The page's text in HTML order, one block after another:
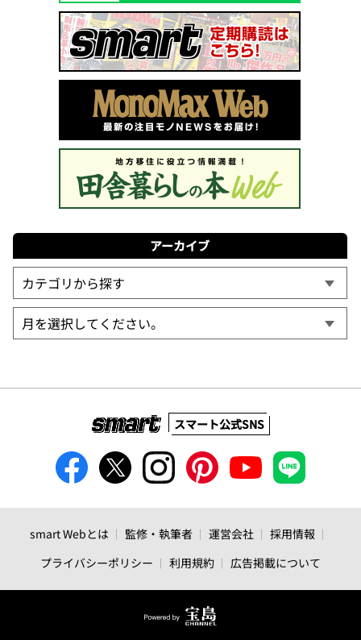
アーカイブ
スマート公式SNS
smart Webとは 監修・執筆者 運営会社
採用情報
プライバシーポリシー
利用規約 広告掲載について